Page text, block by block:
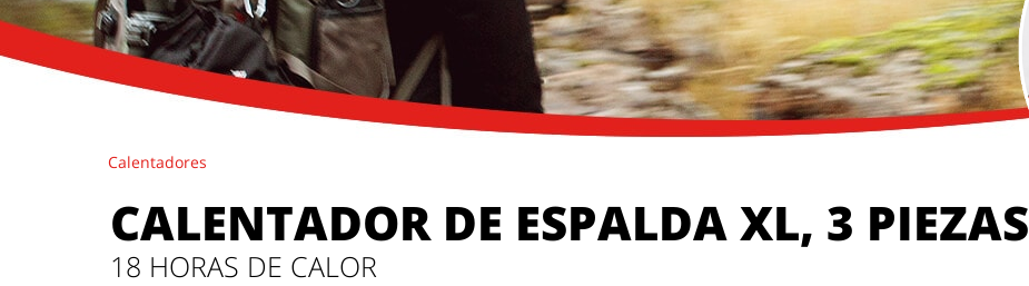
Calentadores
CALENTADOR DE ESPALDA XL, 3 PIEZAS
18 HORAS DE CALOR